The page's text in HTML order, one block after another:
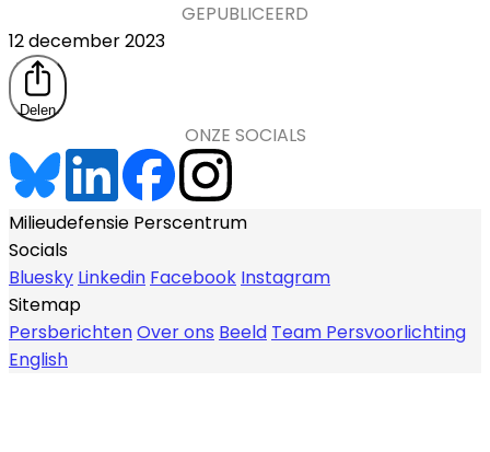
GEPUBLICEERD
12 december 2023
Delen
ONZE SOCIALS
Milieudefensie Perscentrum
Socials
Bluesky Linkedin Facebook Instagram
Sitemap
PersberichtenOver ons Beeld Team Persvoorlichting
English